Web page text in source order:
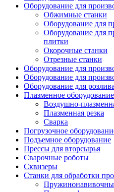
Оборудование для
Обжимные станки
Оборудование для
Оборудование для
плитки
Окорочные станки
Отрезные станки
Оборудование для
Оборудование для
Оборудование для розлива
Плазменное оборудование
Воздушно-
Плазменная резка
Сварка
Погрузочное
Подъемное оборудование
Прессы для вторсырья
Сварочные роботы
Сквизеры
Станки для обработки